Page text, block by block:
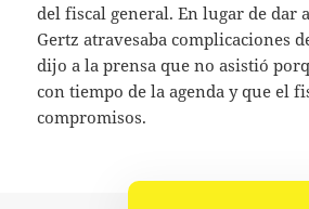
del fiscal general. En lugar de dar
Gertz atravesaba complicaciones
dijo a la prensa que no asistió
con tiempo de la agenda y que el
compromisos.